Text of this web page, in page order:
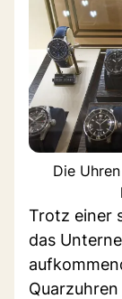
Die
Trotz einer
das